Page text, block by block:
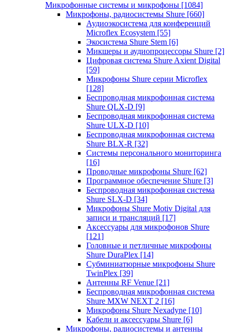
Микрофонные системы и микрофоны [1084]
Микрофоны, радиосистемы Shure [660]
Аудиоэкосистема для конференций
Microflex Ecosystem [55]
Экосистема Shure Stem [6]
Микшеры и аудиопроцессоры Shure [2]
Цифровая система Shure Axient Digital
[59]
Микрофоны Shure серии Microflex
[128]
Беспроводная микрофонная система
Shure QLX-D [9]
Беспроводная микрофонная система
Shure ULX-D [10]
Беспроводная микрофонная система
Shure BLX-R [32]
Системы персонального мониторинга
[16]
Проводные микрофоны Shure [62]
Программное обеспечение Shure [3]
Беспроводная микрофонная система
Shure SLX-D [34]
Микрофоны Shure Motiv Digital для
записи и трансляций [17]
Аксессуары для микрофонов Shure
[121]
Головные и петличные микрофоны
Shure DuraPlex [14]
Субминиатюрные микрофоны Shure
TwinPlex [39]
Антенны RF Venue [21]
Беспроводная микрофонная система
Shure MXW NEXT 2 [16]
Микрофоны Shure Nexadyne [10]
Кабели и аксессуары Shure [6]
Микрофоны, радиосистемы и антенны